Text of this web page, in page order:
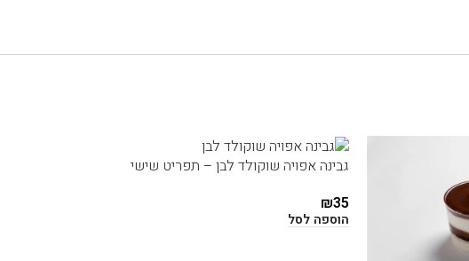
גבינה אפויה שוקולד לבן – תפריט שישי
₪35
הוספה לסל